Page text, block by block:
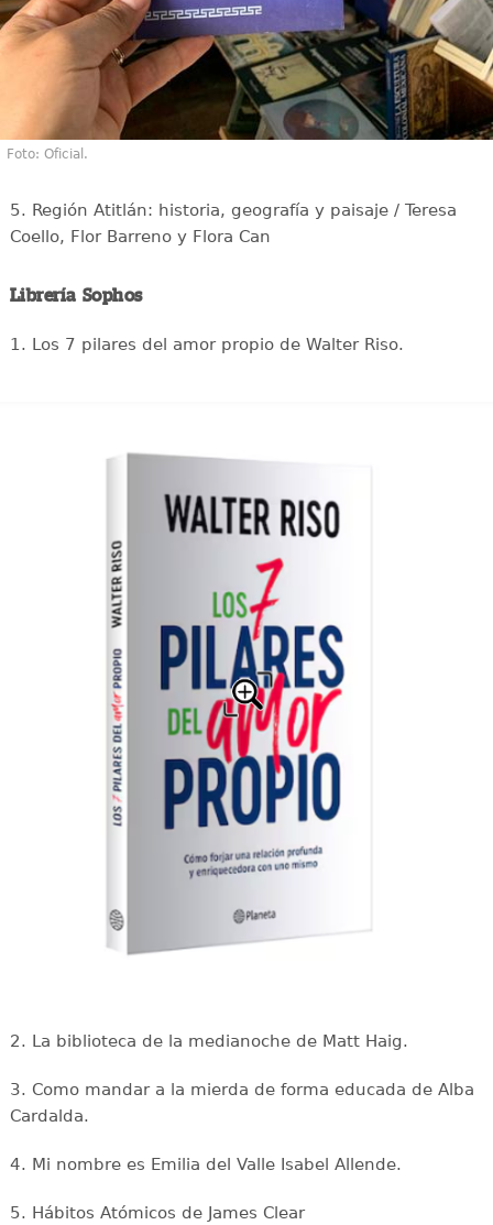
Foto: Oficial.
5. Región Atitlán: historia, geografía y paisaje / Teresa
Coello, Flor Barreno y Flora Can
Librería Sophos
1. Los 7 pilares del amor propio de Walter Riso.
2. ⁠La biblioteca de la medianoche de Matt Haig.
3. ⁠Como mandar a la mierda de forma educada de Alba
Cardalda.
4. ⁠Mi nombre es Emilia del Valle Isabel Allende.
5. ⁠Hábitos Atómicos de James Clear